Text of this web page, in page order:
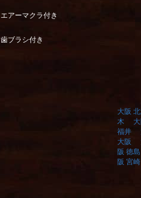
エアーマクラ付き
歯ブラシ付き
大阪
木
福井
大阪
阪 徳島
阪 宮崎